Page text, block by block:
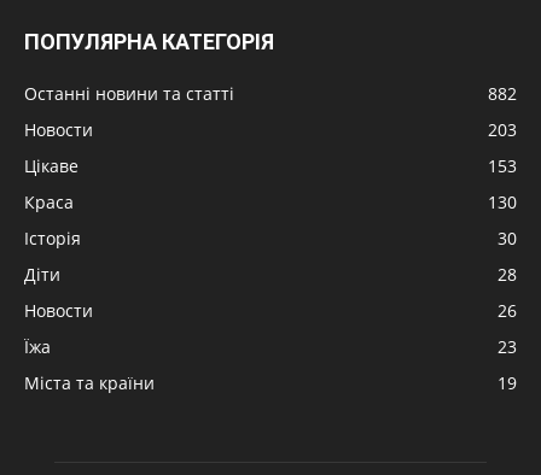
ПОПУЛЯРНА КАТЕГОРІЯ
Останні новини та статті
882
Новости
203
Цікаве
153
Краса
130
Історія
30
Діти
28
Новости
26
Їжа
23
Міста та країни
19